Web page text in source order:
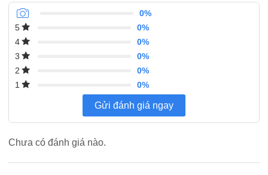
0%
5
0%
4
0%
3
0%
2
0%
1
0%
Gửi đánh giá ngay
Chưa có đánh giá nào.